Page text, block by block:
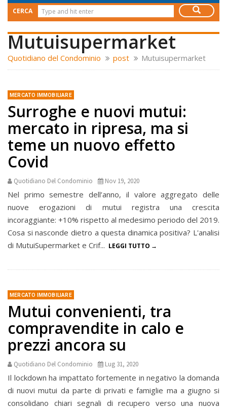
Navigation
CERCA
Mutuisupermarket
Quotidiano del Condominio post Mutuisupermarket
MERCATO IMMOBILIARE
Surroghe e nuovi mutui:
mercato in ripresa, ma si
teme un nuovo effetto
Covid
Quotidiano Del Condominio Nov 19, 2020
Nel primo semestre dell’anno, il valore aggregato delle
nuove erogazioni di mutui registra una crescita
incoraggiante: +10% rispetto al medesimo periodo del 2019.
Cosa si nasconde dietro a questa dinamica positiva? L'analisi
di MutuiSupermarket e Crif... LEGGI TUTTO
MERCATO IMMOBILIARE
Mutui convenienti, tra
compravendite in calo e
prezzi ancora su
Quotidiano Del Condominio Lug 31, 2020
Il lockdown ha impattato fortemente in negativo la domanda
di nuovi mutui da parte di privati e famiglie ma a giugno si
consolidano chiari segnali di recupero verso una nuova